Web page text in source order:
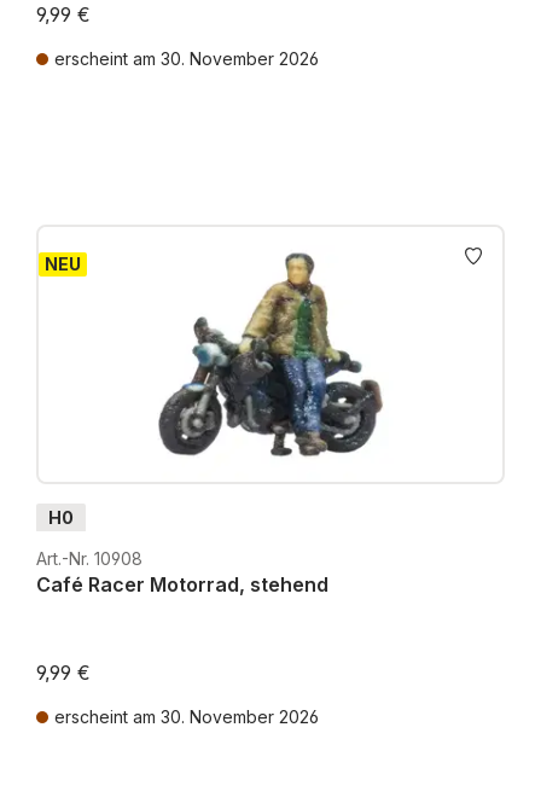
9,99 €
erscheint am 30. November 2026
NEU
H0
Art.-Nr. 10908
Café Racer Motorrad, stehend
9,99 €
erscheint am 30. November 2026